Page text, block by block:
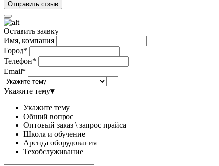
Оставить заявку
Имя, компания
Город*
Телефон*
Email*
Укажите тему▾
Укажите тему
Общий вопрос
Оптовый заказ \ запрос прайса
Школа и обучение
Аренда оборудования
Техобслуживание